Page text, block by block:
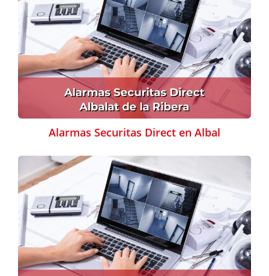
Alarmas Securitas Direct en Albal